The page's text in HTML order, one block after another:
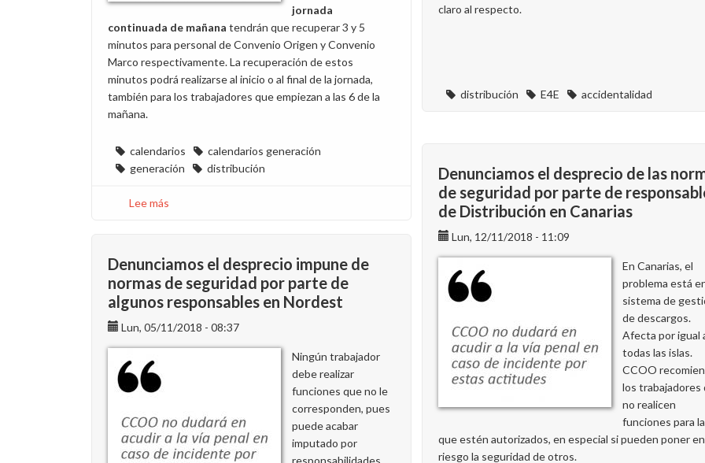
claro al respecto.
distribución E4E accidentalidad
jornada
continuada de mañana tendrán que recuperar 3 y 5
minutos para personal de Convenio Origen y Convenio
Marco respectivamente. La recuperación de estos
minutos podrá realizarse al inicio o al final de la jornada,
también para los trabajadores que empiezan a las 6 de la
mañana.
calendarios
calendarios generación
generación
distribución
Lee más
calendarios
laborales
de
2019
de
Denunciamos el desprecio de las
de seguridad por parte de
de Distribución en Canarias
Lun, 12/11/2018 - 11:09
En Canarias, el
problema está
sistema de
de descargos.
Afecta por igual
todas las islas.
CCOO
los trabajadores
no realicen
funciones para
que estén autorizados, en especial si pueden poner en
riesgo la seguridad de otros.
Denunciamos el desprecio impune de
normas de seguridad por parte de
algunos responsables en Nordest
Lun, 05/11/2018 - 08:37
Ningún trabajador
debe realizar
funciones que no le
corresponden, pues
puede acabar
imputado por
responsabilidades